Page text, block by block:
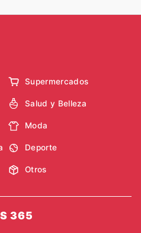
Supermercados
Salud y Belleza
Moda
Deporte
Otros
365